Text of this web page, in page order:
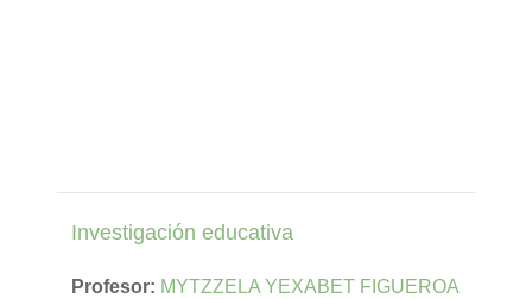
Investigación educativa
Profesor: MYTZZELA YEXABET FIGUEROA